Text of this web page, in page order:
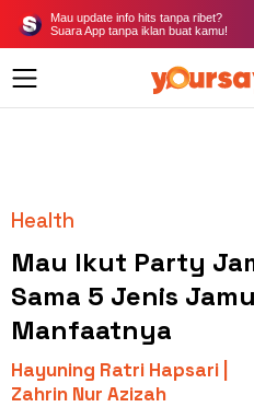
Mau update info hits tanpa ribet?
Suara App tanpa iklan buat kamu!
Health
Mau Ikut Party
Sama 5 Jenis
Manfaatnya
Hayuning Ratri Hapsari |
Zahrin Nur Azizah